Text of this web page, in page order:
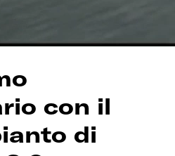
con il
di